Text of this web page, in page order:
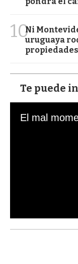
10Ni
uruguaya
Te puede
s